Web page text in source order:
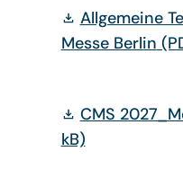
Allgemeine
Messe Berlin
CMS
kB)